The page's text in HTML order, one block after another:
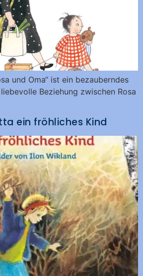
und Oma“ ist ein bezauberndes
Beziehung zwischen Rosa
ein fröhliches Kind